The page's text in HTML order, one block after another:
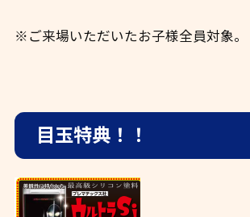
※ご来場いただいたお子様全員対象。
目玉特典！！